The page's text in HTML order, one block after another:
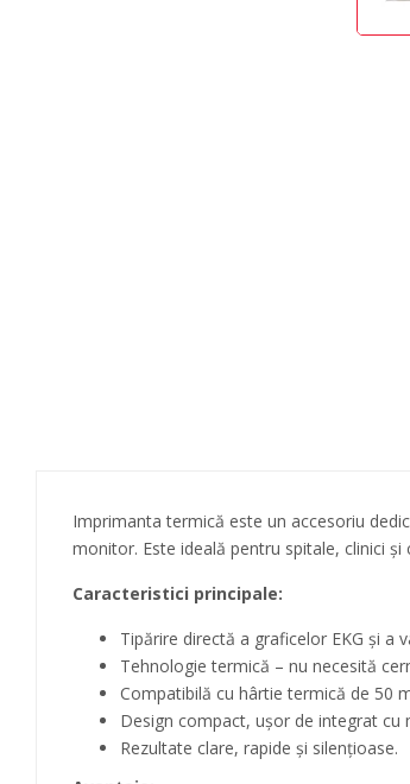
Imprimanta termică este un accesoriu
monitor. Este ideală pentru spitale, clinici
Caracteristici principale:
Tipărire directă a graficelor EKG și a
Tehnologie termică – nu necesită
Compatibilă cu hârtie termică de 50
Design compact, ușor de integrat cu
Rezultate clare, rapide și silențioase.